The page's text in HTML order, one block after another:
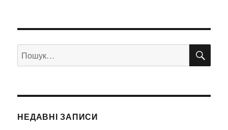
Пошук
за
НЕДАВНІ ЗАПИСИ